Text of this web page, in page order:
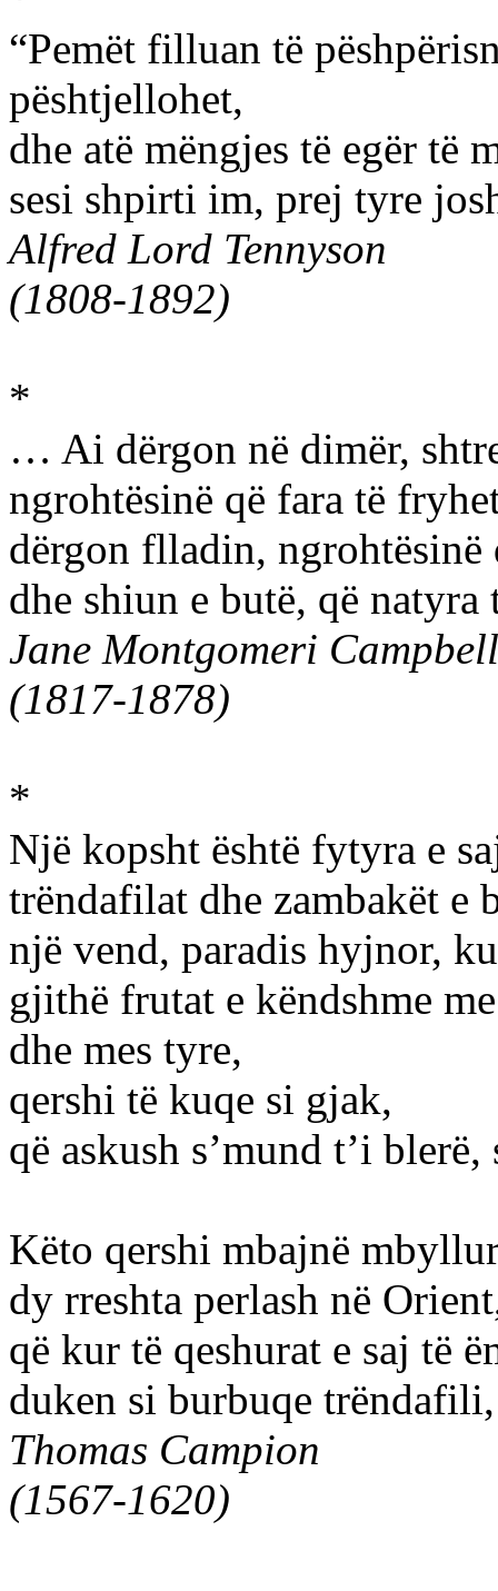
“Pemët filluan të
pështjellohet,
dhe atë mëngjes të egër të
sesi shpirti im, prej tyre
Alfred Lord Tennyson
(1808-1892)
*
… Ai dërgon në dimër,
ngrohtësinë që fara të
dërgon flladin, ngrohtësinë
dhe shiun e butë, që natyra
Jane Montgomeri Campbell
(1817-1878)
*
Një kopsht është fytyra e
trëndafilat dhe zambakët e
një vend, paradis hyjnor,
gjithë frutat e këndshme
dhe mes tyre,
qershi të kuqe si gjak,
që askush s’mund t’i blerë,
Këto qershi mbajnë
dy rreshta perlash në
që kur të qeshurat e saj të
duken si burbuqe
Thomas Campion
(1567-1620)